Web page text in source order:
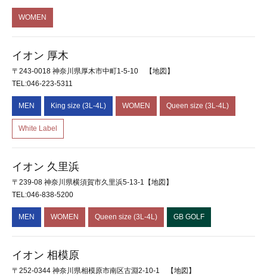
WOMEN
イオン 厚木
〒243-0018 神奈川県厚木市中町1-5-10
【地図】
TEL:046-223-5311
MEN King size (3L-4L) WOMEN Queen size (3L-4L)
White Label
イオン 久里浜
〒239-08 神奈川県横須賀市久里浜5-13-1 【地図】
TEL:046-838-5200
MEN WOMEN Queen size (3L-4L) GB GOLF
イオン 相模原
〒252-0344 神奈川県相模原市南区古淵2-10-1
【地図】